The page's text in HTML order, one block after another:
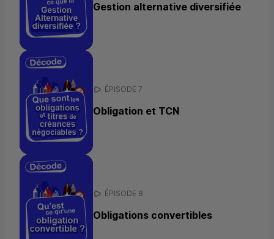
Gestion alternative diversifiée
ÉPISODE 7
Obligation et TCN
ÉPISODE 8
Obligations convertibles